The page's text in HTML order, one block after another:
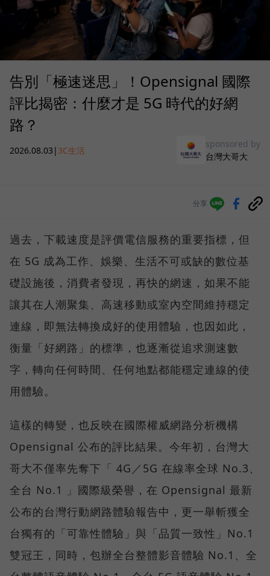
告別「極速迷思」！Opensignal 國際
評比揭密：什麼才是 5G 時代的好網
路？
2026.08.03 | 3C生活
sponsored by
台灣大哥大
分享
過去，下載速度是評價電信服務的重要指標，但
在 5G 成為工作、娛樂、生活不可或缺的數位基
礎設施後，消費者發現，再快的網速，如果不能
讓其在人潮聚集、高速移動或室內空間維持穩定
連線，即無法轉換成好的使用體驗，也因如此，
衡量「好網路」的標準，也逐漸從追求測速數
字，轉向任何時間、任何地點都能穩定連線的使
用體驗。
這樣的轉變，也反映在國際權威網路分析機構
Opensignal 公布的評比結果。今年初，台灣大
哥大不僅率先奪下「 4G／5G 在線率全球 No.3、
全台 No.1 」國際級榮譽，在 Opensignal 最新
公布的台灣行動網路體驗報告中，更一舉斬獲全
台獨有的「可靠性體驗」與「品質一致性」No.1
雙冠王，同時，包辦全台整體影音體驗 No.1、全